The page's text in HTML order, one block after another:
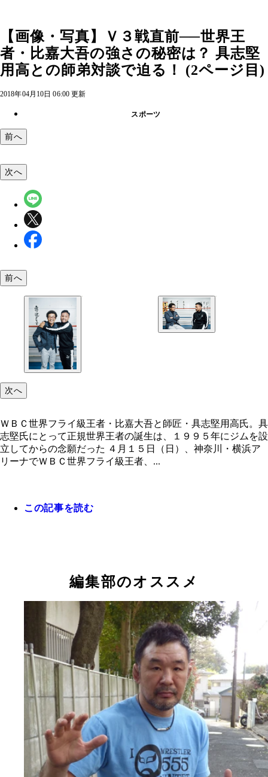
【画像・写真】Ｖ３戦直前──世界王
者・比嘉大吾の強さの秘密は？ 具志堅
用高との師弟対談で迫る！ (2ページ目)
2018年04月10日 06:00 更新
スポーツ
前へ
年にジムを設立してからの念願だった
「ボクシングの世界王者には夢があるって世間に
るくらいにならないと」と比嘉にハッパをかける
氏
次へ
前へ
次へ
ＷＢＣ世界フライ級王者・比嘉大吾と師匠・具志堅用高氏。具
志堅氏にとって正規世界王者の誕生は、１９９５年にジムを設
立してからの念願だった ４月１５日（日）、神奈川・横浜ア
リーナでＷＢＣ世界フライ級王者、...
この記事を読む
編集部のオススメ